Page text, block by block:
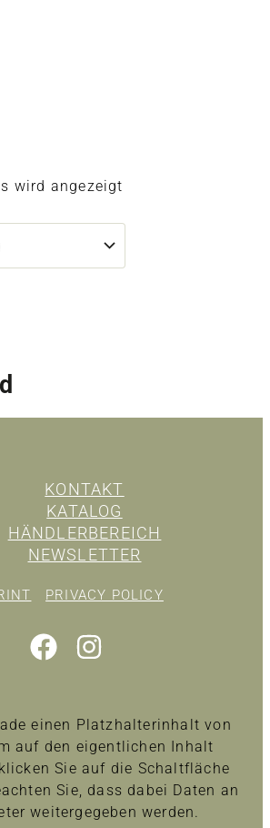
wird angezeigt
KONTAKT
KATALOG
HÄNDLERBEREICH
NEWSLETTER
PRIVACY POLICY
einen Platzhalterinhalt von
auf den eigentlichen Inhalt
Sie auf die Schaltfläche
Sie, dass dabei Daten an
weitergegeben werden.